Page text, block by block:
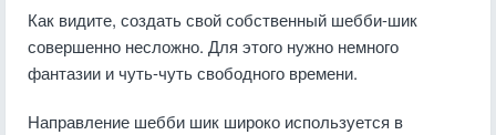
Как видите, создать свой собственный шебби-шик
совершенно несложно. Для этого нужно немного
фантазии и чуть-чуть свободного времени.
Направление шебби шик широко используется в